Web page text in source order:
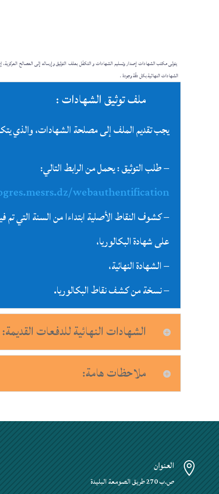
يتولى مكتب الشهادات إصدار وتسليم الشهادات و التكفّل بملف التوثيق وإرساله إلى المصالح
الشهادات النهائية بكل دقّة وجودة .
ملف توثيق الشهادات :
يجب تقديم الملف إلى مصلحة الشهادات، والذي
– طلب التوثيق : يحمل من الرابط التالي:
webauthentification
– كشوف النقاط الأصلية ابتداءا من السنة التي تم
على شهادة البكالوريا،
– الشهادة النهائية،
– نسخة من كشف نقاط البكالوريا.
الشهادات النهائية للدفعات القديمة:
ملاحظات هامة:
 العنوان
ص.ب 270 طريق الصومعة البليدة